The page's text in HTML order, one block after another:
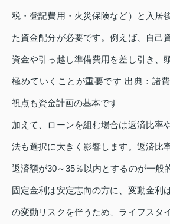
税・登記費用・火災保険など）と入居
た資金配分が必要です。例えば、自己
資金や引っ越し準備費用を差し引き、
極めていくことが重要です 出典：諸
視点も資金計画の基本です
加えて、ローンを組む場合は返済比率
法も選択に大きく影響します。返済比
返済額が30～35％以内とするのが一般
固定金利は安定志向の方に、変動金利
の変動リスクを伴うため、ライフスタ